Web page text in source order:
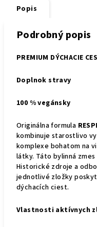
Popis
Podrobný popis
PREMIUM DÝCHACIE
Doplnok stravy
100 % vegánsky
Originálna formula
kombinuje starostlivo
komplexe bohatom na
látky. Táto bylinná
Historické zdroje a
jednotlivé zložky
dýchacích ciest.
Vlastnosti aktívnych